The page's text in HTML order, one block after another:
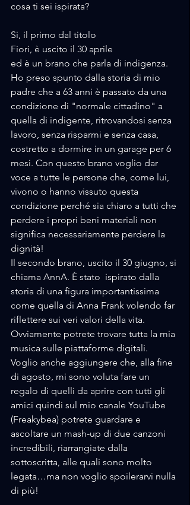
cosa ti sei ispirata?
Si, il primo dal titolo
Fiori, è uscito il 30 aprile
ed è un brano che parla di indigenza.
Ho preso spunto dalla storia di mio
padre che a 63 anni è passato da una
condizione di "normale cittadino" a
quella di indigente, ritrovandosi senza
lavoro, senza risparmi e senza casa,
costretto a dormire in un garage per 6
mesi. Con questo brano voglio dar
voce a tutte le persone che, come lui,
vivono o hanno vissuto questa
condizione perché sia chiaro a tutti che
perdere i propri beni materiali non
significa necessariamente perdere la
dignità!
Il secondo brano, uscito il 30 giugno, si
chiama AnnA. È stato  ispirato dalla
storia di una figura importantissima
come quella di Anna Frank volendo far
riflettere sui veri valori della vita.
Ovviamente potrete trovare tutta la mia
musica sulle piattaforme digitali.
Voglio anche aggiungere che, alla fine
di agosto, mi sono voluta fare un
regalo di quelli da aprire con tutti gli
amici quindi sul mio canale YouTube
(Freakybea) potrete guardare e
ascoltare un mash-up di due canzoni
incredibili, riarrangiate dalla
sottoscritta, alle quali sono molto
legata…ma non voglio spoilerarvi nulla
di più!